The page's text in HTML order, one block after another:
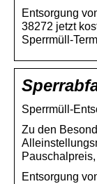
Entsorgung
38272 jetzt
Sperrmüll-
Sperrmüll-
Zu den
Entsorgung